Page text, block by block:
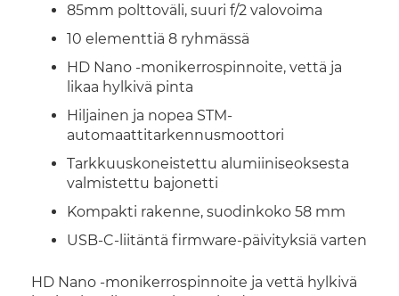
85mm polttoväli, suuri f/2 valovoima
10 elementtiä 8 ryhmässä
HD Nano -monikerrospinnoite, vettä ja
likaa hylkivä pinta
Hiljainen ja nopea STM-
automaattitarkennusmoottori
Tarkkuuskoneistettu alumiiniseoksesta
valmistettu bajonetti
Kompakti rakenne, suodinkoko 58 mm
USB-C-liitäntä firmware-päivityksiä varten
HD Nano -monikerrospinnoite ja vettä hylkivä